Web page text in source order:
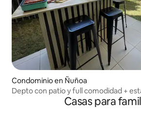
Condominio en Ñuñoa
Depto con patio y full comodidad +
Casas para